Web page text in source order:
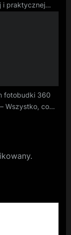
i praktycznej
fotobudki 360
Wszystko, co